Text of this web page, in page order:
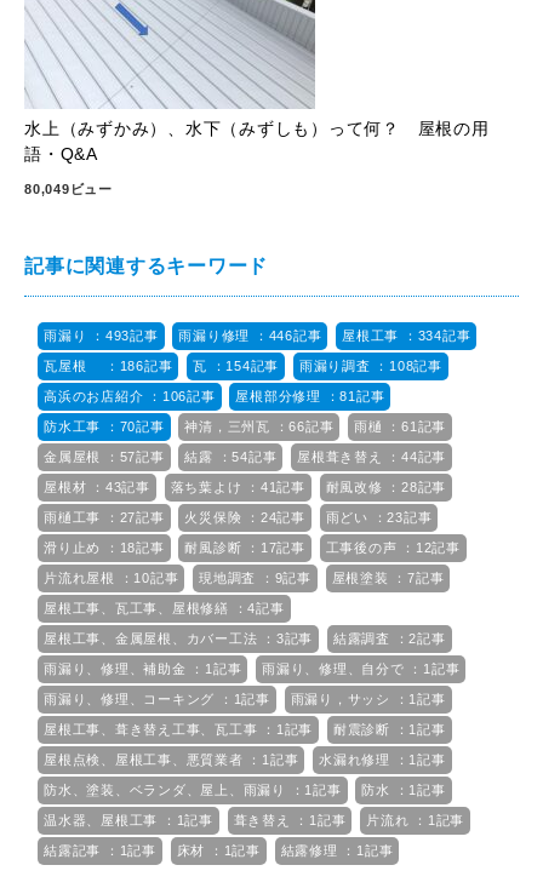
水上（みずかみ）、水下（みずしも）って何？ 屋根の用
語・Q&A
80,049ビュー
記事に関連するキーワード
雨漏り ：493記事 雨漏り修理 ：446記事 屋根工事 ：334記事
瓦屋根 ：186記事 瓦 ：154記事 雨漏り調査 ：108記事
高浜のお店紹介 ：106記事 屋根部分修理 ：81記事
防水工事 ：70記事 神清，三州瓦 ：66記事 雨樋 ：61記事
金属屋根 ：57記事 結露 ：54記事 屋根葺き替え ：44記事
屋根材 ：43記事 落ち葉よけ ：41記事 耐風改修 ：28記事
雨樋工事 ：27記事 火災保険 ：24記事 雨どい ：23記事
滑り止め ：18記事 耐風診断 ：17記事 工事後の声 ：12記事
片流れ屋根 ：10記事 現地調査 ：9記事 屋根塗装 ：7記事
屋根工事、瓦工事、屋根修繕 ：4記事
屋根工事、金属屋根、カバー工法 ：3記事 結露調査 ：2記事
雨漏り、修理、補助金 ：1記事 雨漏り、修理、自分で ：1記事
雨漏り、修理、コーキング ：1記事 雨漏り，サッシ ：1記事
屋根工事、葺き替え工事、瓦工事 ：1記事 耐震診断 ：1記事
屋根点検、屋根工事、悪質業者 ：1記事 水漏れ修理 ：1記事
防水、塗装、ベランダ、屋上、雨漏り ：1記事 防水 ：1記事
温水器、屋根工事 ：1記事 葺き替え ：1記事 片流れ ：1記事
結露記事 ：1記事 床材 ：1記事 結露修理 ：1記事